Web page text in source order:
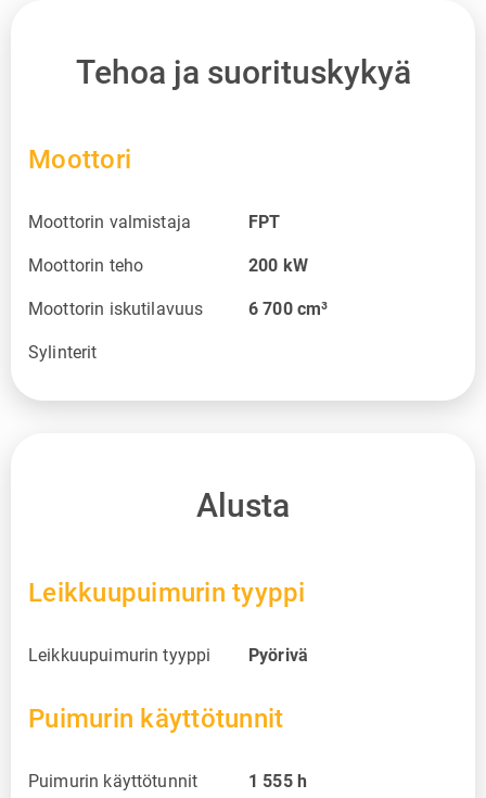
Tehoa ja suorituskykyä
Moottori
Moottorin valmistaja FPT
Moottorin teho 200 kW
Moottorin iskutilavuus 6 700 cm³
Sylinterit
Alusta
Leikkuupuimurin tyyppi
Leikkuupuimurin tyyppi Pyörivä
Puimurin käyttötunnit
Puimurin käyttötunnit 1 555 h